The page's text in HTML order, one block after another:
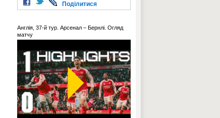
Поділитися
Англія, 37-й тур. Арсенал – Бернлі. Огляд
матчу